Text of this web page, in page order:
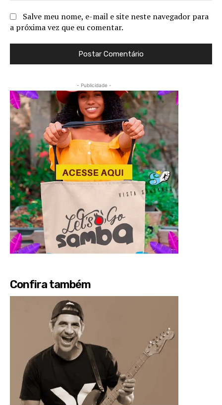
Salve meu nome, e-mail e site neste navegador para
a próxima vez que eu comentar.
- Publicidade -
Confira também